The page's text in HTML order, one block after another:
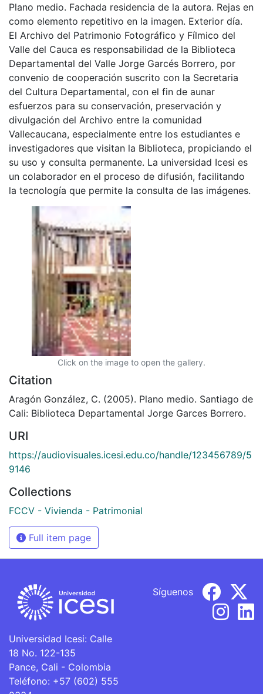
Plano medio. Fachada residencia de la autora. Rejas en
como elemento repetitivo en la imagen. Exterior día.
El Archivo del Patrimonio Fotográfico y Fílmico del
Valle del Cauca es responsabilidad de la Biblioteca
Departamental del Valle Jorge Garcés Borrero, por
convenio de cooperación suscrito con la Secretaria
del Cultura Departamental, con el fin de aunar
esfuerzos para su conservación, preservación y
divulgación del Archivo entre la comunidad
Vallecaucana, especialmente entre los estudiantes e
investigadores que visitan la Biblioteca, propiciando el
su uso y consulta permanente. La universidad Icesi es
un colaborador en el proceso de difusión, facilitando
la tecnología que permite la consulta de las imágenes.
Click on the image to open the gallery.
Citation
Aragón González, C. (2005). Plano medio. Santiago de
Cali: Biblioteca Departamental Jorge Garces Borrero.
URI
https://audiovisuales.icesi.edu.co/handle/123456789/5
9146
Collections
FCCV - Vivienda - Patrimonial
Full item page
Universidad Icesi: Calle
18 No. 122-135
Pance, Cali - Colombia
Teléfono: +57 (602) 555
Síguenos